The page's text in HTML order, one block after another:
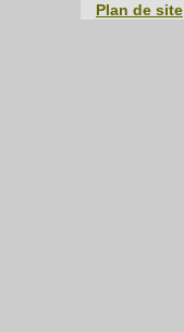
Plan de site